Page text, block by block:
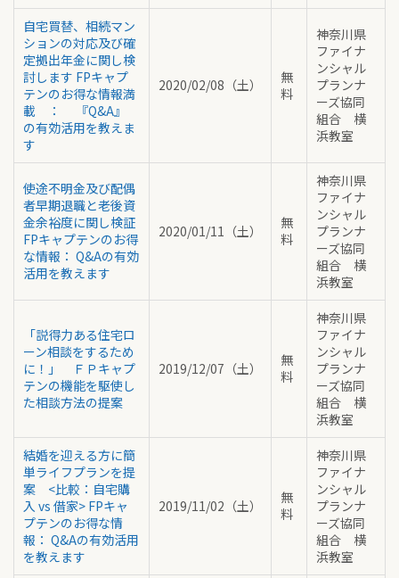
自宅買替、相続マン
ションの対応及び確
定拠出年金に関し検
討します FPキャプ
テンのお得な情報満
載 ： 『Q&A』
の有効活用を教えま
す
2020/02/08（土）
無
料
神奈川県
ファイナ
ンシャル
プランナ
ーズ協同
組合 横
浜教室
使途不明金及び配偶
者早期退職と老後資
金余裕度に関し検証
FPキャプテンのお得
な情報： Q&Aの有効
活用を教えます
2020/01/11（土）
無
料
神奈川県
ファイナ
ンシャル
プランナ
ーズ協同
組合 横
浜教室
「説得力ある住宅ロ
ーン相談をするため
に！」 ＦＰキャプ
テンの機能を駆使し
た相談方法の提案
2019/12/07（土）
無
料
神奈川県
ファイナ
ンシャル
プランナ
ーズ協同
組合 横
浜教室
結婚を迎える方に簡
単ライフプランを提
案 <比較：自宅購
入 vs 借家> FPキャ
プテンのお得な情
報： Q&Aの有効活用
を教えます
2019/11/02（土）
無
料
神奈川県
ファイナ
ンシャル
プランナ
ーズ協同
組合 横
浜教室